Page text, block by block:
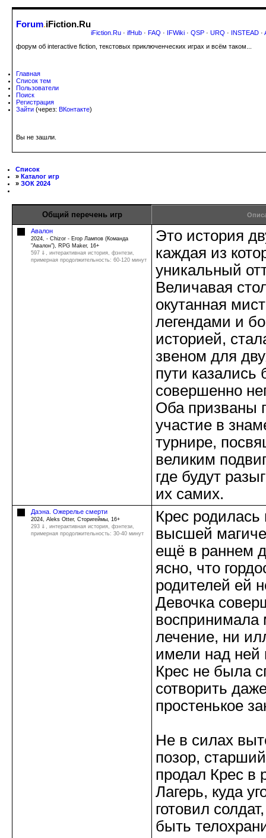
Forum.iFiction.Ru
iFiction.Ru · ifHub · FAQ · IFWiki · QSP · URQ · INSTEAD ·
форум об interactive fiction, текстовых приключенческих играх и всём таком...
Главная
Список тем
Пользователи
Поиск
Регистрация
Зайти (через: ВКонтакте)
Вы не зашли.
Список
» Каталог игр
» ЗОК 2024
Общий перечень игр
Авалон
2024, - Chizor - Егор Лампов (Команда
"Авалон"), RPG Maker, 16+
597 ⇓, интерактивная история, фэнтези,
примерная продолжительность: 60-120 минут
Это история
каждая из
уникальный
Величавая
окутанная
легендами и
историей,
звеном для
пути казались
совершенно
Оба призваны
участие в
турнире,
великим
где будут
их самих.
Даэна. Ожерелье смерти
2024, Aleks Otter, Сторигеймы, 16+
293 ⇓, интерактивная история, фэнтези,
примерная продолжительность: 30-40 минут
Крес родилась
высшей
ещё в раннем
ясно, что
родителей ей
Девочка
лечение, ни
имели над ней
Крес не была
сотворить
простенькое
Не в силах
позор,
продал Крес в
Лагерь, куда
готовил
быть